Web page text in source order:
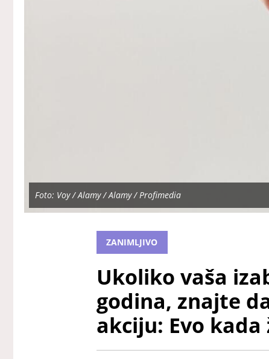
Foto: Voy / Alamy / Alamy / Profimedia
ZANIMLJIVO
Ukoliko vaša
godina, znajte
akciju: Evo